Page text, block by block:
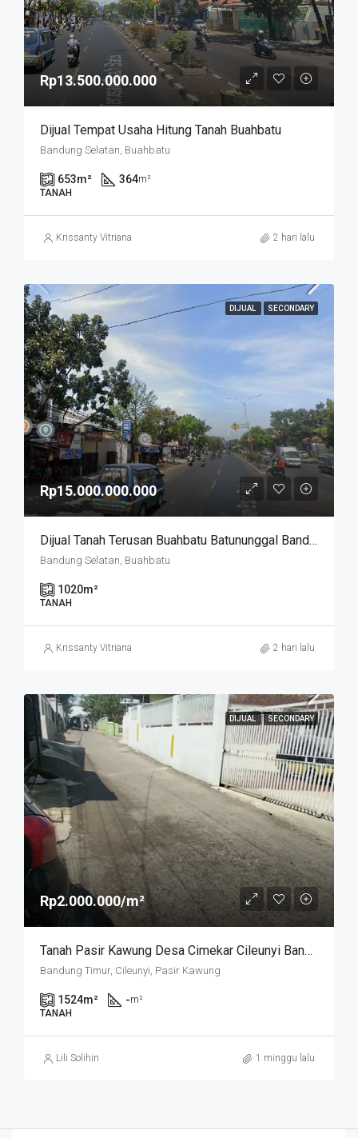
Rp13.500.000.000
Dijual Tempat Usaha Hitung Tanah Buahbatu
Bandung Selatan, Buahbatu
653m² 364m²
TANAH
Krissanty Vitriana 2 hari lalu
DIJUAL SECONDARY
Rp15.000.000.000
Dijual Tanah Terusan Buahbatu Batununggal Bandung Kidul
Bandung Selatan, Buahbatu
1020m²
TANAH
Krissanty Vitriana 2 hari lalu
DIJUAL SECONDARY
Rp2.000.000/m²
Tanah Pasir Kawung Desa Cimekar Cileunyi Bandung
Bandung Timur, Cileunyi, Pasir Kawung
1524m² -m²
TANAH
Lili Solihin 1 minggu lalu